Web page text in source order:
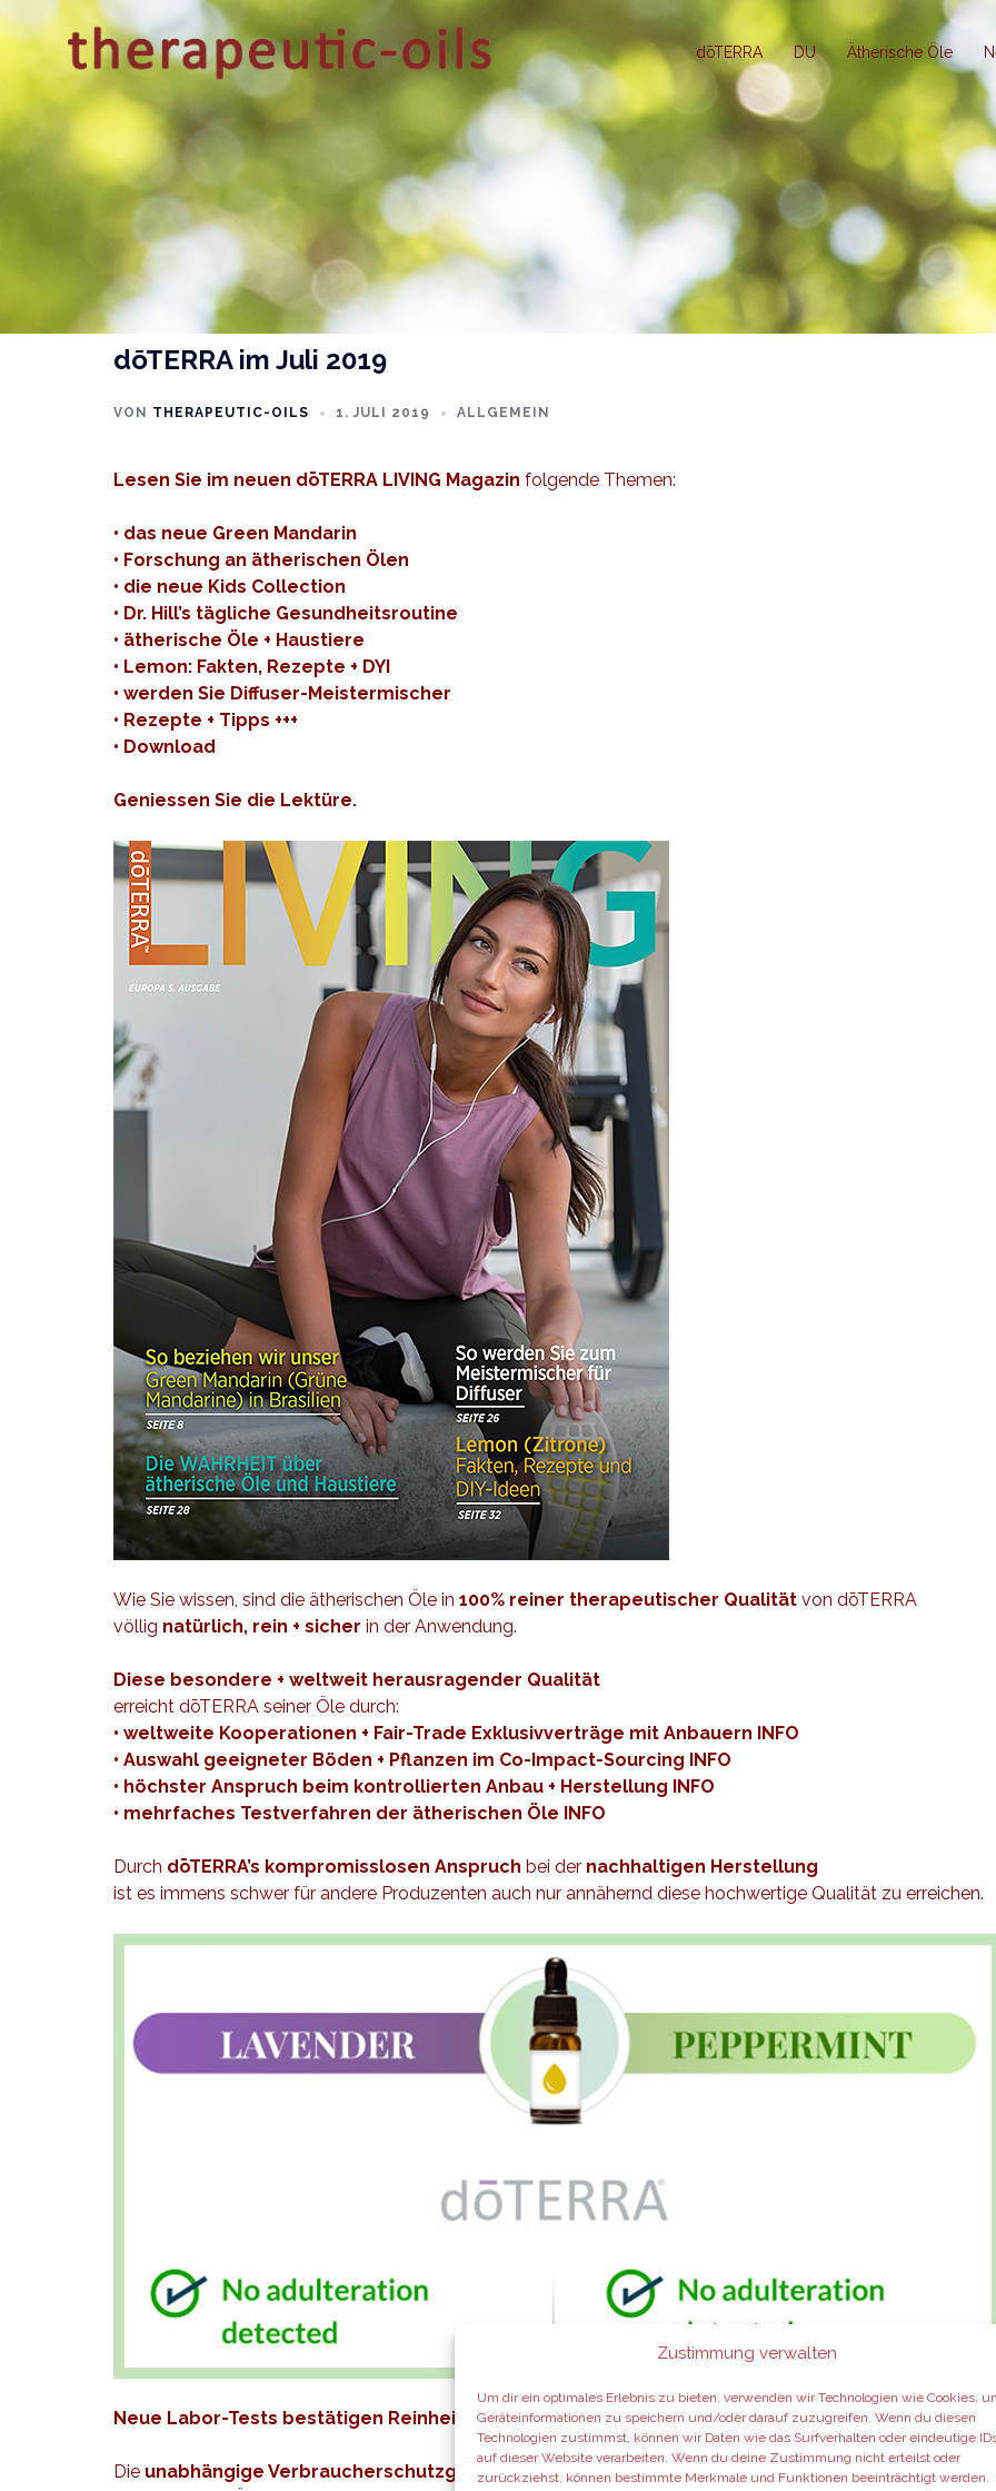
Zustimmung verwalten
Um dir ein optimales Erlebnis zu bieten, verwenden wir Technologien wie Cookies,
Geräteinformationen zu speichern und/oder darauf zuzugreifen. Wenn du diesen
Technologien zustimmst, können wir Daten wie das Surfverhalten oder eindeutige
auf dieser Website verarbeiten. Wenn du deine Zustimmung nicht erteilst oder
zurückziehst, können bestimmte Merkmale und Funktionen beeinträchtigt werden.
Zum
Inhalt
springen
dōTERRA DU Ätherische Öle
dōTERRA im Juli 2019
VON THERAPEUTIC-OILS 1. JULI 2019 ALLGEMEIN
Lesen Sie im neuen dōTERRA LIVING Magazin folgende Themen:
• das neue Green Mandarin
• Forschung an ätherischen Ölen
• die neue Kids Collection
• Dr. Hill’s tägliche Gesundheitsroutine
• ätherische Öle + Haustiere
• Lemon: Fakten, Rezepte + DYI
• werden Sie Diffuser-Meistermischer
• Rezepte + Tipps +++
• Download
Geniessen Sie die Lektüre.
Wie Sie wissen, sind die ätherischen Öle in 100% reiner therapeutischer Qualität von dōTERRA
völlig natürlich, rein + sicher in der Anwendung.
Diese besondere + weltweit herausragender Qualität
erreicht dōTERRA seiner Öle durch:
• weltweite Kooperationen + Fair-Trade Exklusivverträge mit Anbauern INFO
• Auswahl geeigneter Böden + Pflanzen im Co-Impact-Sourcing INFO
• höchster Anspruch beim kontrollierten Anbau + Herstellung INFO
• mehrfaches Testverfahren der ätherischen Öle INFO
Durch dōTERRA’s kompromisslosen Anspruch bei der nachhaltigen Herstellung
ist es immens schwer für andere Produzenten auch nur annähernd diese hochwertige Qualität zu erreichen.
Neue Labor-Tests bestätigen Reinheit von dōTERRA
Die unabhängige Verbraucherschutzgruppe „consumersadvocate“